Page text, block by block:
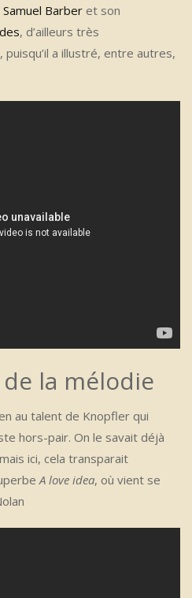
Samuel Barber et son
, d’ailleurs très
a illustré, entre autres,
la mélodie
au talent de Knopfler qui
hors-pair. On le savait déjà
ici, cela transparait
A love idea, où vient se